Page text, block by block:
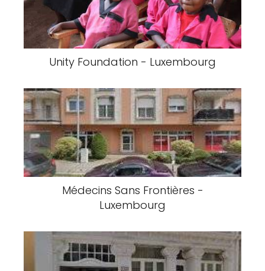
Unity Foundation - Luxembourg
Médecins Sans Frontières -
Luxembourg